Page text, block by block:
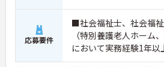
応募要件
■社会福祉士、社会福
（特別養護老人ホーム
において実務経験1年
許